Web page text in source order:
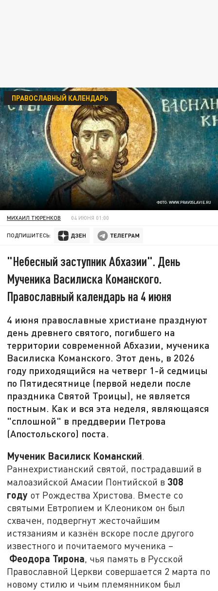
ФОТО: WWW.PRAVOSLAVIE.RU
ПРАВОСЛАВНЫЙ КАЛЕНДАРЬ
МИХАИЛ ТЮРЕНКОВ 04 ИЮНЯ 01:00
ПОДПИШИТЕСЬ:
"Небесный заступник Абхазии". День
Мученика Василиска Команского.
Православный календарь на 4 июня
4 июня православные христиане празднуют
день древнего святого, погибшего на
территории современной Абхазии, мученика
Василиска Команского. Этот день, в 2026
году приходящийся на четверг 1-й седмицы
по Пятидесятнице (первой недели после
праздника Святой Троицы), не является
постным. Как и вся эта неделя, являющаяся
"сплошной" в преддверии Петрова
(Апостольского) поста.
Мученик Василиск Команский.
Раннехристианский святой, пострадавший в
малоазийской Амасии Понтийской в 308
году от Рождества Христова. Вместе со
святыми Евтропием и Клеоником он был
схвачен, подвергнут жесточайшим
истязаниям и казнён вскоре после другого
известного и почитаемого мученика –
Феодора Тирона, чья память в Русской
Православной Церкви совершается 2 марта по
новому стилю и чьим племянником был